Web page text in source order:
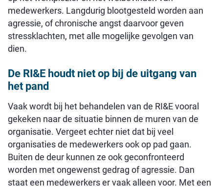
medewerkers. Langdurig blootgesteld worden aan
agressie, of chronische angst daarvoor geven
stressklachten, met alle mogelijke gevolgen van
dien.
De RI&E houdt niet op bij de uitgang van
het pand
Vaak wordt bij het behandelen van de RI&E vooral
gekeken naar de situatie binnen de muren van de
organisatie. Vergeet echter niet dat bij veel
organisaties de medewerkers ook op pad gaan.
Buiten de deur kunnen ze ook geconfronteerd
worden met ongewenst gedrag of agressie. Dan
staat een medewerkers er vaak alleen voor. Met een